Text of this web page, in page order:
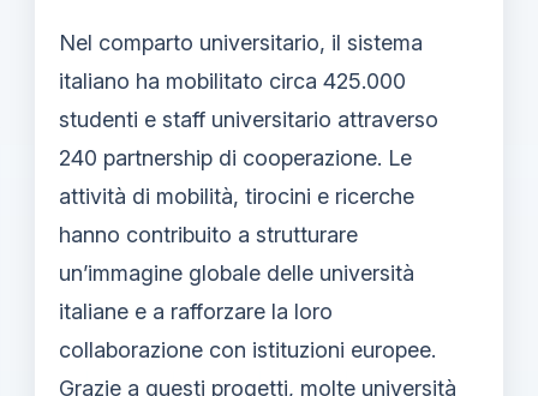
Nel comparto universitario, il sistema
italiano ha mobilitato circa 425.000
studenti e staff universitario attraverso
240 partnership di cooperazione. Le
attività di mobilità, tirocini e ricerche
hanno contribuito a strutturare
un’immagine globale delle università
italiane e a rafforzare la loro
collaborazione con istituzioni europee.
Grazie a questi progetti, molte università